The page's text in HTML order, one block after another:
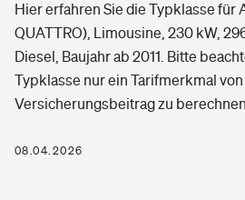
Grundfähigkeitsversicherung
Arbeitsrechtsschutz
Berufshaftpflichtversicherung
Zur Übersicht
Elementarversicherung
Freizeit
Pri­vate Haft­pflicht­
Gesundheit
Private Krankenversicherung
Hier erfahren Sie die Typklasse für
QUATTRO), Limousine, 230 kW,
Diesel, Baujahr ab 2011. Bitte
Typklasse nur ein Tarifmerkmal
Versicherungsbeitrag zu berechnen.
08.04.2026